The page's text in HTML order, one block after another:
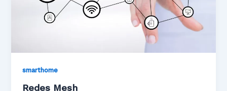
smarthome
Redes Mesh